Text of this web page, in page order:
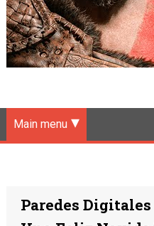
Main menu
Paredes Digitales